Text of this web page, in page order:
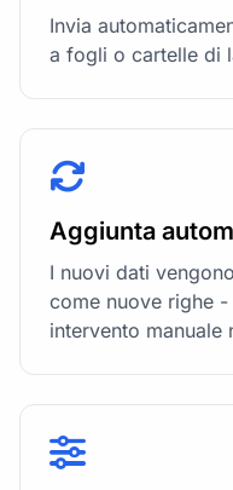
Invia
a fogli o cartelle di
Aggiunta
I nuovi dati
come nuove righe
intervento manuale